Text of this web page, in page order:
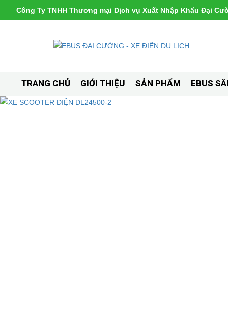
Công Ty TNHH Thương mại Dịch vụ Xuất Nhập Khẩu Đại
TRANG CHỦ GIỚI THIỆU SẢN PHẨM EBUS